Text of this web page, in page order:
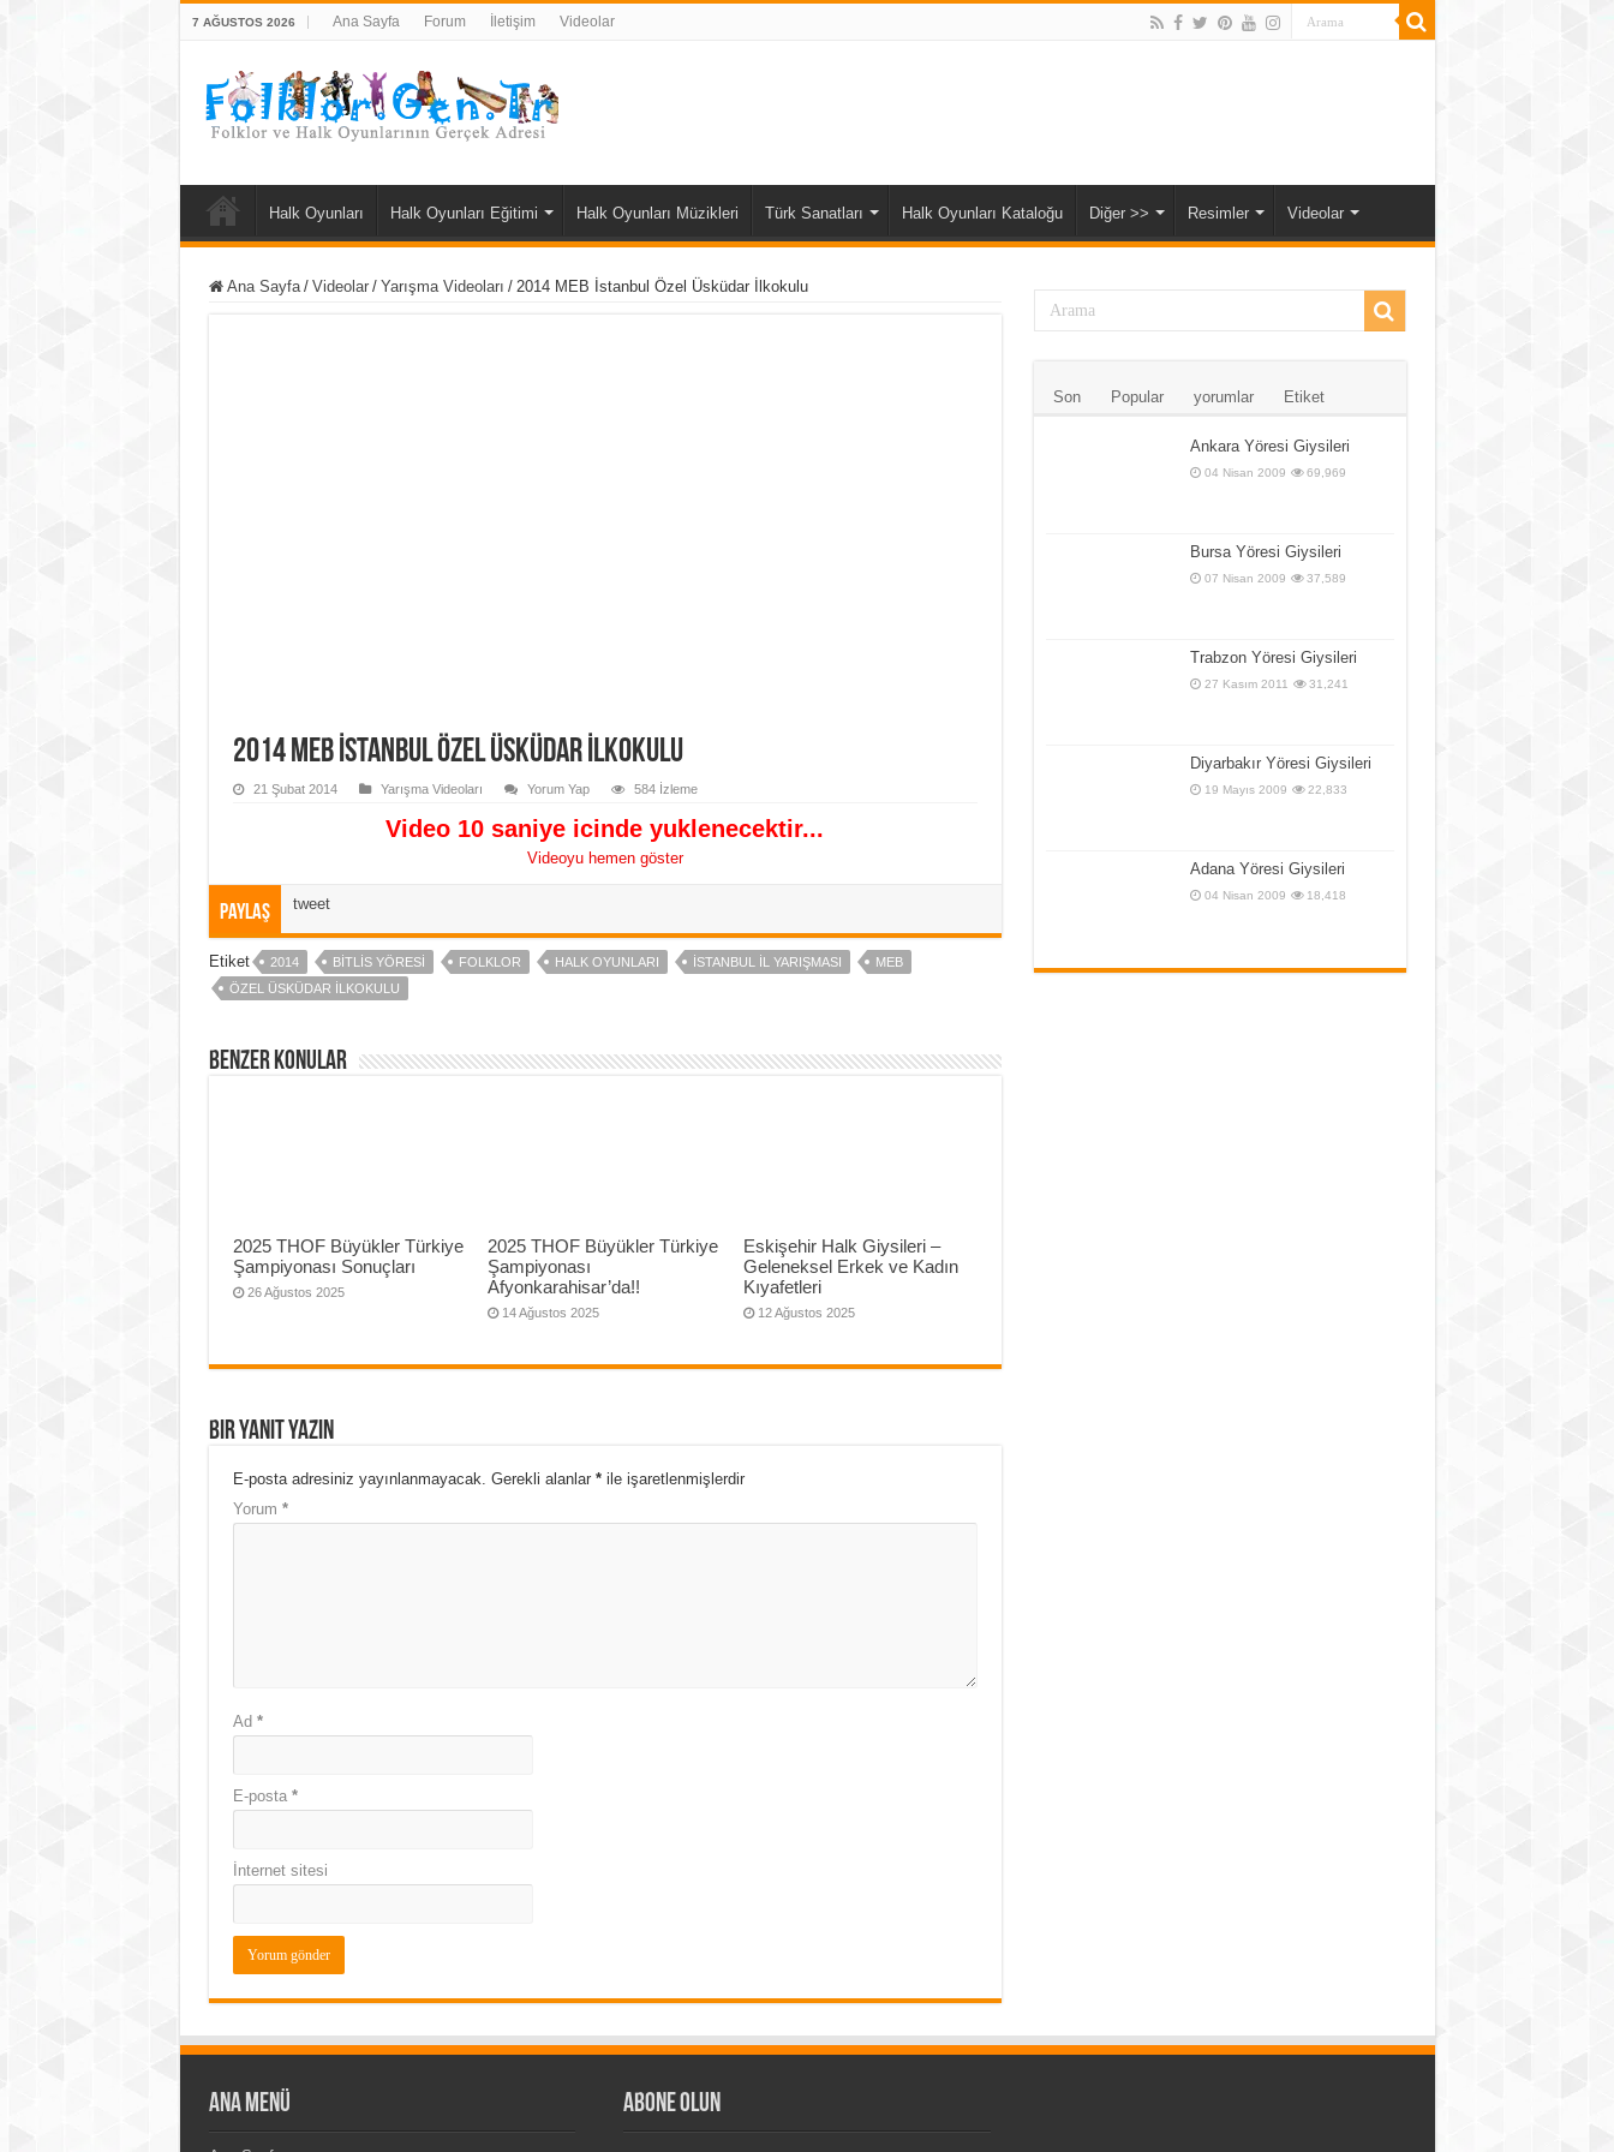
7 AĞUSTOS 2026 Ana Sayfa Forum İletişim Videolar
Halk Oyunları Halk Oyunları Eğitimi Halk Oyunları Müzikleri Türk Sanatları Halk Oyunları Kataloğu Diğer >> Resimler Videolar
Ana Sayfa / Videolar / Yarışma Videoları / 2014 MEB İstanbul Özel Üsküdar İlkokulu
2014 MEB İstanbul Özel Üsküdar İlkokulu
21 Şubat 2014 Yarışma Videoları Yorum Yap 584 İzleme
Video 10 saniye icinde yuklenecektir...
Videoyu hemen göster
Paylaş tweet
Etiket 2014 BITLIS YÖRESI FOLKLOR HALK OYUNLARI ISTANBUL IL YARIŞMASI
MEB
ÖZEL ÜSKÜDAR İLKOKULU
Benzer Konular
2025 THOF Büyükler Türkiye
Şampiyonası Sonuçları
26 Ağustos 2025
2025 THOF Büyükler Türkiye
Şampiyonası
Afyonkarahisar’da!!
14 Ağustos 2025
Eskişehir Halk Giysileri –
Geleneksel Erkek ve Kadın
Kıyafetleri
12 Ağustos 2025
Bir yanıt yazın
E-posta adresiniz yayınlanmayacak. Gerekli alanlar *ile işaretlenmişlerdir
Yorum *
Ad *
E-posta *
İnternet sitesi
Son Popular yorumlar Etiket
Ankara Yöresi Giysileri
04 Nisan 2009 69,969
Bursa Yöresi Giysileri
07 Nisan 2009 37,589
Trabzon Yöresi Giysileri
27 Kasım 2011 31,241
Diyarbakır Yöresi Giysileri
19 Mayıs 2009 22,833
Adana Yöresi Giysileri
04 Nisan 2009 18,418
Ana Menü Abone Olun